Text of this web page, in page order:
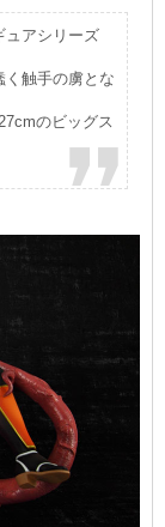
ュアシリーズ
触手の虜とな
のビッグス